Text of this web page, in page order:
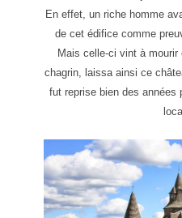
En effet, un riche homme
de cet édifice comme
Mais celle-ci vint à
chagrin, laissa ainsi ce
fut reprise bien des années